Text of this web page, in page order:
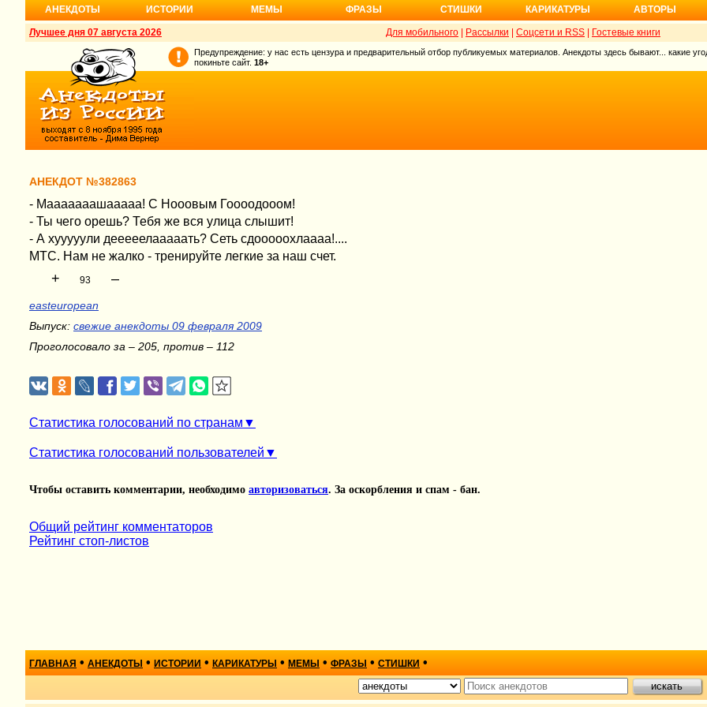
АНЕКДОТЫ ИСТОРИИ МЕМЫ ФРАЗЫ СТИШКИ КАРИКАТУРЫ АВТОРЫ
Лучшее дня 07 августа 2026 Для мобильного Рассылки Соцсети и RSS Гостевые книги
Предупреждение: у нас есть цензура и предварительный отбор публикуемых материалов. Анекдоты здесь бывают... какие
покиньте сайт. 18+
АНЕКДОТ №382863
- Мааааааашааааа! С Нооовым Гоооодооом!
- Ты чего орешь? Тебя же вся улица слышит!
- А хууууули дееееелааааать? Сеть сдооооохлаааа!....
МТС. Нам не жалко - тренируйте легкие за наш счет.
+ 93 –
easteuropean
Выпуск: свежие анекдоты 09 февраля 2009
Проголосовало за – 205, против – 112
Статистика голосований по странам
Статистика голосований пользователей
Чтобы оставить комментарии, необходимо авторизоваться. За оскорбления и спам - бан.
Общий рейтинг комментаторов
Рейтинг стоп-листов
ГЛАВНАЯ • АНЕКДОТЫ • ИСТОРИИ • КАРИКАТУРЫ • МЕМЫ • ФРАЗЫ • СТИШКИ •